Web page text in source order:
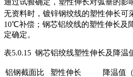
通过试验确定，塑性伸长对弧垂的影
无资料时，镀锌钢绞线的塑性伸长可
10℃补偿；钢芯铝绞线的塑性伸长及
定确定。
表5.0.15 钢芯铝绞线塑性伸长及降温
铝钢截面比 塑性伸长
降温值